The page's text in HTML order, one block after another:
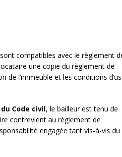
compatibles avec le règlement
une copie du règlement de
l’immeuble et les conditions
Code civil, le bailleur est tenu de
contrevient au règlement de
engagée tant vis-à-vis du